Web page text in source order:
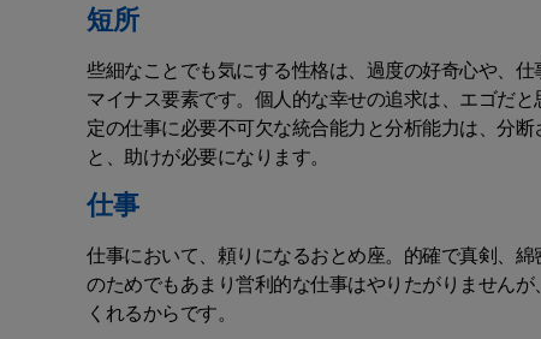
短所
些細なことでも気にする性格は、過度の好奇心や、
マイナス要素です。個人的な幸せの追求は、エゴだ
定の仕事に必要不可欠な統合能力と分析能力は、分
と、助けが必要になります。
仕事
仕事において、頼りになるおとめ座。的確で真剣、
のためでもあまり営利的な仕事はやりたがりません
くれるからです。